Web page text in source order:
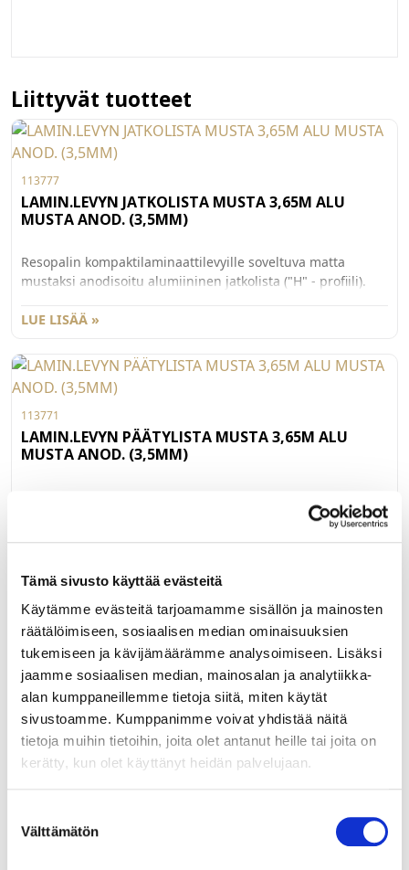
Tämä sivusto käyttää evästeitä
Käytämme evästeitä tarjoamamme sisällön ja mainosten
räätälöimiseen, sosiaalisen median ominaisuuksien
tukemiseen ja kävijämäärämme analysoimiseen. Lisäksi
jaamme sosiaalisen median, mainosalan ja analytiikka-
alan kumppaneillemme tietoja siitä, miten käytät
sivustoamme. Kumppanimme voivat yhdistää näitä
tietoja muihin tietoihin, joita olet antanut heille tai joita on
kerätty, kun olet käyttänyt heidän palvelujaan.
valinta
Välttämätön
Liittyvät tuotteet
113777
LAMIN.LEVYN JATKOLISTA MUSTA 3,65M ALU
MUSTA ANOD. (3,5MM)
Resopalin kompaktilaminaattilevyille soveltuva matta
mustaksi anodisoitu alumiininen jatkolista ("H" - profiili).
12mm, sisämitta levylle 3,5mm.
LUE LISÄÄ »
113771
LAMIN.LEVYN PÄÄTYLISTA MUSTA 3,65M ALU
MUSTA ANOD. (3,5MM)
mustaksi anodisoitu alumiininen päätylista ("J" -profiili).
113770
LAMIN.LEVYN PÄÄTYLISTA SILVER 3,65M ALUMIINI
ANOD. (3,5MM)
Resopalin kompaktilaminaattilevyille soveltuva anodisoitu
(silver matta) alumiininen päätylista ("J" -profiili).
Alumiiniprofiilin pituus 3650mm, korkeus 7mm, leveys